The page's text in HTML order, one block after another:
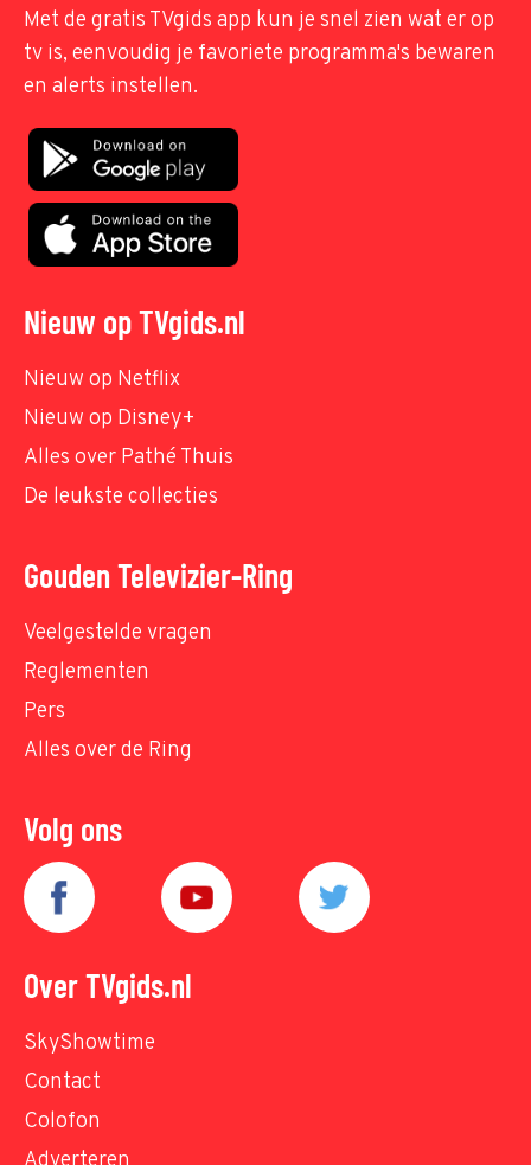
Met de gratis TVgids app kun je snel zien wat er op
tv is, eenvoudig je favoriete programma's bewaren
en alerts instellen.
Nieuw op TVgids.nl
Nieuw op Netflix
Nieuw op Disney+
Alles over Pathé Thuis
De leukste collecties
Gouden Televizier-Ring
Veelgestelde vragen
Reglementen
Pers
Alles over de Ring
Volg ons
Over TVgids.nl
SkyShowtime
Contact
Colofon